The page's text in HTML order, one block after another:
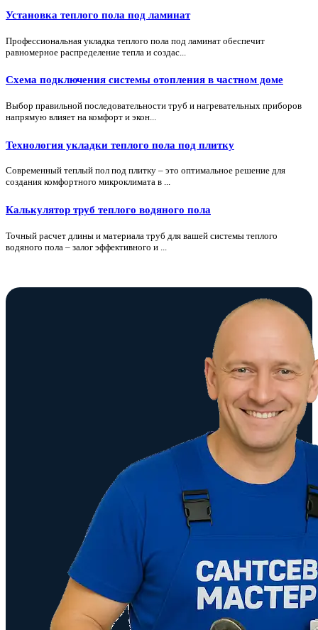
Установка теплого пола под ламинат
Профессиональная укладка теплого пола под ламинат обеспечит
равномерное распределение тепла и создас...
Схема подключения системы отопления в частном доме
Выбор правильной последовательности труб и нагревательных приборов
напрямую влияет на комфорт и экон...
Технология укладки теплого пола под плитку
Современный теплый пол под плитку – это оптимальное решение для
создания комфортного микроклимата в ...
Калькулятор труб теплого водяного пола
Точный расчет длины и материала труб для вашей системы теплого
водяного пола – залог эффективного и ...